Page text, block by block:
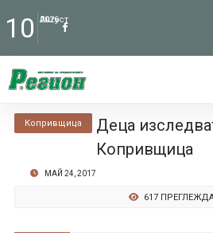
10 Август
2026
Копривщица
Деца
Копривщица
МАЙ 24, 2017
617